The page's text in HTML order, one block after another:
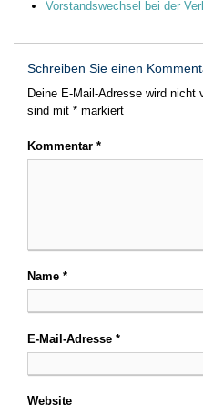
Vorstandswechsel bei der
Schreiben Sie einen
Deine E-Mail-Adresse wird nicht
sind mit * markiert
Kommentar *
Name *
E-Mail-Adresse *
Website